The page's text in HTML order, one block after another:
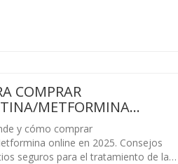
COMPRAR
METFORMINA
FORMA SEGURA EN 2025
y cómo comprar
online en 2025. Consejos
seguros para el tratamiento de la